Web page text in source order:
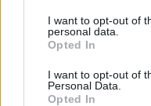
I want to opt-out of
personal data.
Opted In
I want to opt-out of
Personal Data.
Opted In